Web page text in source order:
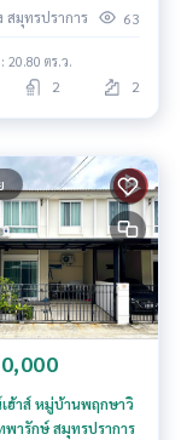
สมุทรปราการ 63
ตร.ว.
2 2
ฮ้าส์ หมู่บ้านพฤกษาวิ
พารักษ์ สมุทรปราการ